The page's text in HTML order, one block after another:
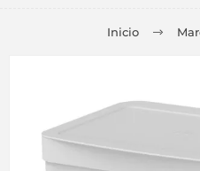
Inicio